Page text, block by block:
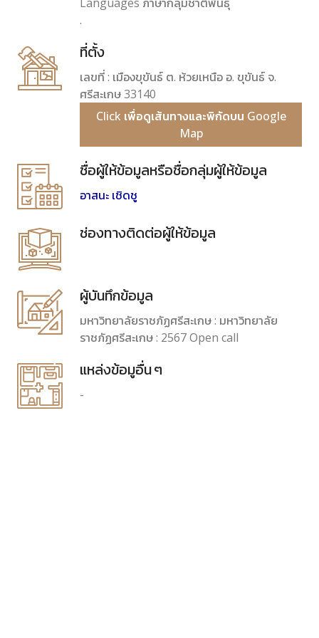
.
ที่ตั้ง
เลขที่ : เมืองขุขันธ์ ต. ห้วยเหนือ อ. ขุขันธ์ จ.
ศรีสะเกษ 33140
Click เพื่อดูเส้นทางและพิกัดบน Google
Map
ชื่อผู้ให้ข้อมูลหรือชื่อกลุ่มผู้ให้ข้อมูล
อาสนะ เชิดชู
ช่องทางติดต่อผู้ให้ข้อมูล
ผู้บันทึกข้อมูล
มหาวิทยาลัยราชภัฏศรีสะเกษ : มหาวิทยาลัย
ราชภัฏศรีสะเกษ : 2567 Open call
แหล่งข้อมูอื่น ๆ
-